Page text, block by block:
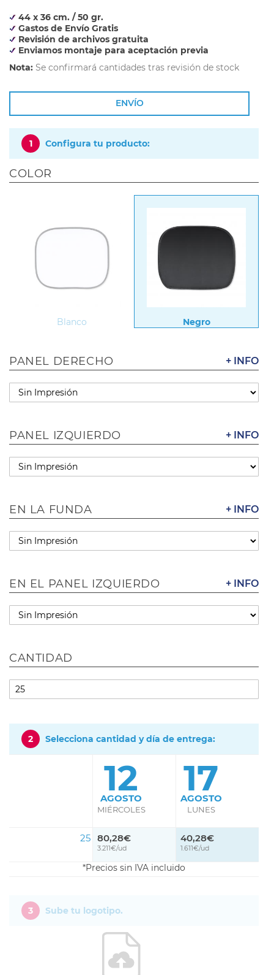
44 x 36 cm. / 50 gr.
Gastos de Envío Gratis
Revisión de archivos gratuita
Enviamos montaje para aceptación previa
Nota: Se confirmará cantidades tras revisión de stock
ENVÍO
1 Configura tu producto:
COLOR
Blanco Negro
+ INFO
PANEL DERECHO
+ INFO
PANEL IZQUIERDO
+ INFO
EN LA FUNDA
+ INFO
EN EL PANEL IZQUIERDO
CANTIDAD
2 Selecciona cantidad y día de entrega:
12
AGOSTO
MIÉRCOLES
17
AGOSTO
LUNES
25 80,28€
3.211€/ud
40,28€
1.611€/ud
Precios sin IVA incluido
3 Sube tu logotipo.